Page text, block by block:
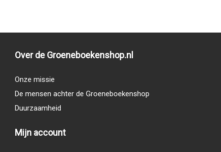
Over de Groeneboekenshop.nl
Onze missie
De mensen achter de Groeneboekenshop
Duurzaamheid
Mijn account